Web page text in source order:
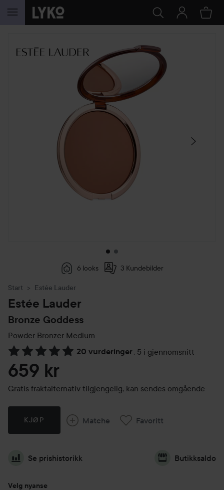
GÅ TIL INNHOLD
HOPP OVER SEKSJON
6 looks 3 Kundebilder
Start Estée Lauder
Estée Lauder
Bronze Goddess
Powder Bronzer Medium
20 vurderinger, 5 i gjennomsnitt
Gå til Vurderinger & anmeldelser
659 kr
Gratis fraktalternativ tilgjengelig, kan sendes omgående
KJØP Matche Favoritt
Se prishistorikk Butikksaldo
Velg nyanse